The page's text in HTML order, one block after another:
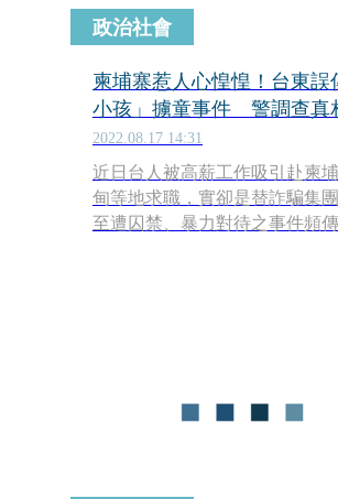
政治社會
柬埔寨惹人心惶惶！台東誤
小孩」擄童事件 警調查真
2022.08.17 14:31
近日台人被高薪工作吸引赴柬
甸等地求職，實卻是替詐騙集
至遭囚禁、暴力對待之事件頻